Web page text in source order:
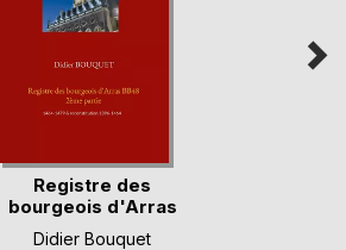
Registre des
bourgeois d'Arras
BB4(...)
Didier Bouquet